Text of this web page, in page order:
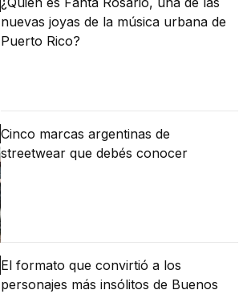
nuevas joyas de la música urbana de
Puerto Rico?
Cinco marcas argentinas de
streetwear que debés conocer
El formato que convirtió a los
personajes más insólitos de Buenos